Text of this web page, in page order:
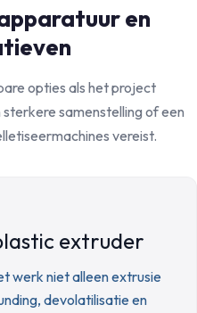
en
opties als het project
samenstelling of een
vereist.
extruder
werk niet alleen extrusie
devolatilisatie en